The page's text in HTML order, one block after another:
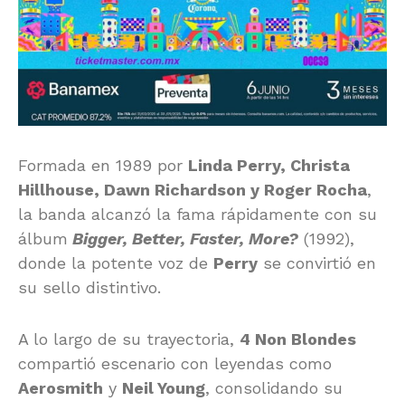
Formada en 1989 por Linda Perry, Christa
Hillhouse, Dawn Richardson y Roger Rocha,
la banda alcanzó la fama rápidamente con su
álbum Bigger, Better, Faster, More? (1992),
donde la potente voz de Perry se convirtió en
su sello distintivo.
A lo largo de su trayectoria, 4 Non Blondes
compartió escenario con leyendas como
Aerosmith y Neil Young, consolidando su